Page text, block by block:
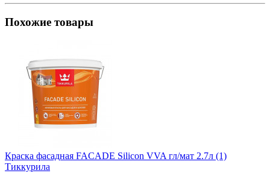
Похожие товары
Краска фасадная FACADE Silicon VVA гл/мат 2.7л (1)
Тиккурила